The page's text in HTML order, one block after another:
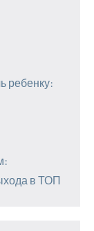
ребенку:
в ТОП